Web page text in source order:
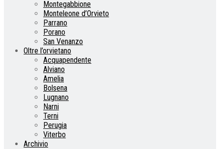
Montegabbione
Monteleone d’Orvieto
Parrano
Porano
San Venanzo
Oltre l’orvietano
Acquapendente
Alviano
Amelia
Bolsena
Lugnano
Narni
Terni
Perugia
Viterbo
Archivio